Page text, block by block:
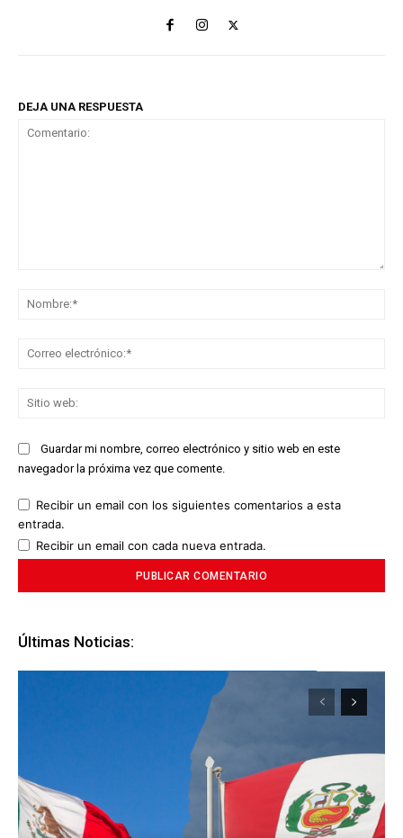
DEJA UNA RESPUESTA
Guardar mi nombre, correo electrónico y sitio web en este
navegador la próxima vez que comente.
Recibir un email con los siguientes comentarios a esta
entrada.
Recibir un email con cada nueva entrada.
Últimas Noticias: